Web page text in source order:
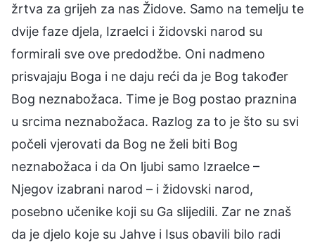
žrtva za grijeh za nas Židove. Samo na temelju te
dvije faze djela, Izraelci i židovski narod su
formirali sve ove predodžbe. Oni nadmeno
prisvajaju Boga i ne daju reći da je Bog također
Bog neznabožaca. Time je Bog postao praznina
u srcima neznabožaca. Razlog za to je što su svi
počeli vjerovati da Bog ne želi biti Bog
neznabožaca i da On ljubi samo Izraelce –
Njegov izabrani narod – i židovski narod,
posebno učenike koji su Ga slijedili. Zar ne znaš
da je djelo koje su Jahve i Isus obavili bilo radi